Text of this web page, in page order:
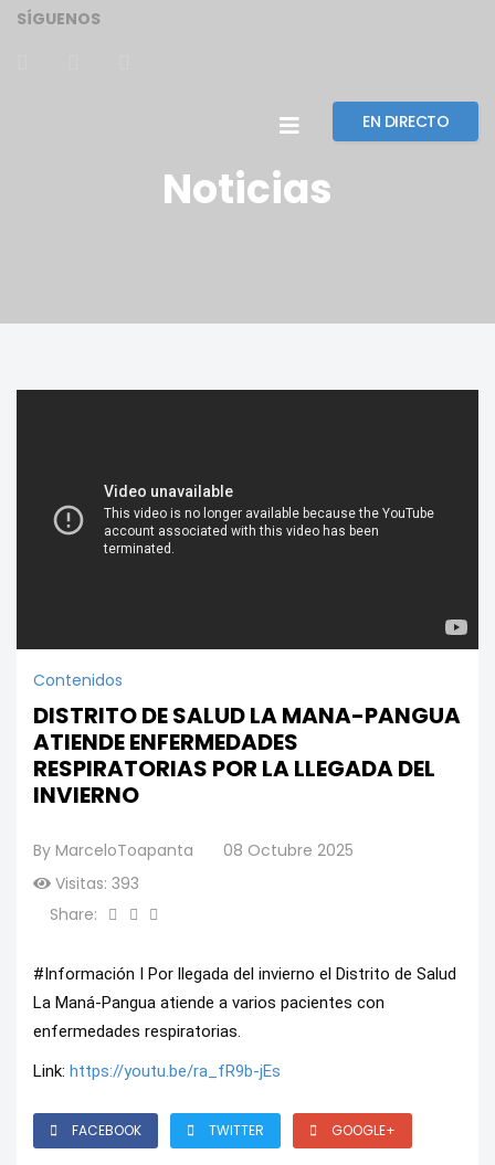
SÍGUENOS
EN DIRECTO
Noticias
Contenidos
DISTRITO DE SALUD LA MANA-PANGUA
ATIENDE ENFERMEDADES
RESPIRATORIAS POR LA LLEGADA DEL
INVIERNO
By MarceloToapanta
08 Octubre 2025
Visitas: 393
Share:
#Información I Por llegada del invierno el Distrito de Salud
La Maná-Pangua atiende a varios pacientes con
enfermedades respiratorias.
Link: https://youtu.be/ra_fR9b-jEs
FACEBOOK TWITTER GOOGLE+